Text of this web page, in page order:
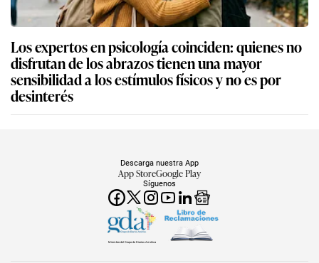
Los expertos en psicología coinciden: quienes no
disfrutan de los abrazos tienen una mayor
sensibilidad a los estímulos físicos y no es por
desinterés
Síguenos
Descarga nuestra App
App StoreGoogle Play
Miembro del Grupo de Diarios América